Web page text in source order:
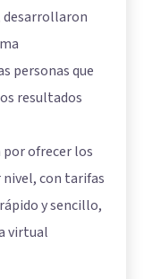
desarrollaron
personas que
resultados
por ofrecer los
con tarifas
y sencillo,
virtual